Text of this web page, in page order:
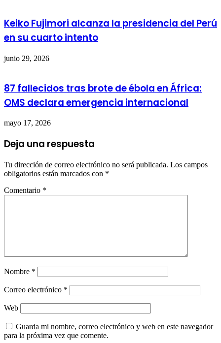
Keiko Fujimori alcanza la presidencia del Perú
en su cuarto intento
junio 29, 2026
87 fallecidos tras brote de ébola en África:
OMS declara emergencia internacional
mayo 17, 2026
Deja una respuesta
Tu dirección de correo electrónico no será publicada. Los campos
obligatorios están marcados con *
Comentario *
Nombre *
Correo electrónico *
Web
Guarda mi nombre, correo electrónico y web en este navegador
para la próxima vez que comente.